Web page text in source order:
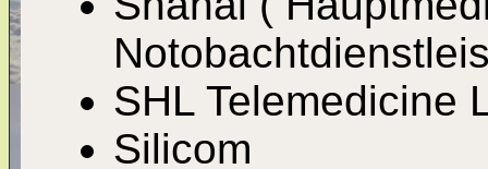
SHL Telemedicine
Silicom